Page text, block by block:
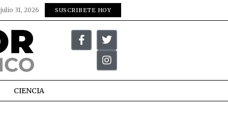
julio 31, 2026 SUSCRIBETE HOY
CIENCIA